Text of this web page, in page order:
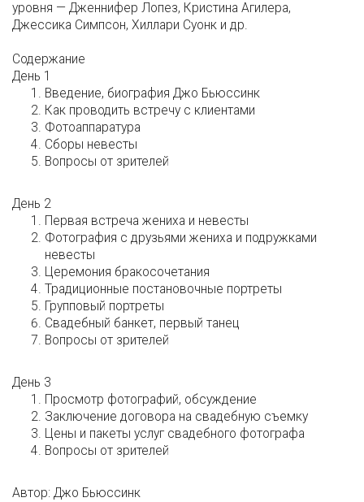
уровня — Дженнифер Лопез, Кристина Агилера,
Джессика Симпсон, Хиллари Суонк и др.
Содержание
День 1
Введение, биография Джо Бьюссинк
Как проводить встречу с клиентами
Фотоаппаратура
Сборы невесты
Вопросы от зрителей
День 2
Первая встреча жениха и невесты
Фотография с друзьями жениха и подружками
невесты
Церемония бракосочетания
Традиционные постановочные портреты
Групповый портреты
Свадебный банкет, первый танец
Вопросы от зрителей
День 3
Просмотр фотографий, обсуждение
Заключение договора на свадебную съемку
Цены и пакеты услуг свадебного фотографа
Вопросы от зрителей
Автор: Джо Бьюссинк